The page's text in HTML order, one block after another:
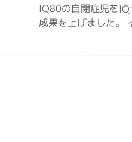
IQ80の自閉症児を
成果を上げました